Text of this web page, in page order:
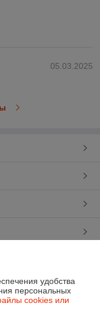
05.03.2025
удобства
персональных
cookies или